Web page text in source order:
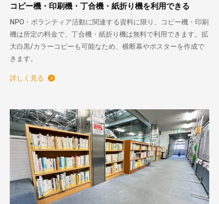
コピー機・印刷機・丁合機・紙折り機を利用できる
NPO・ボランティア活動に関連する資料に限り、コピー機・印刷
機は所定の料金で、丁合機・紙折り機は無料で利用できます。拡
大白黒/カラーコピーも可能なため、横断幕やポスターを作成で
きます。
詳しく見る